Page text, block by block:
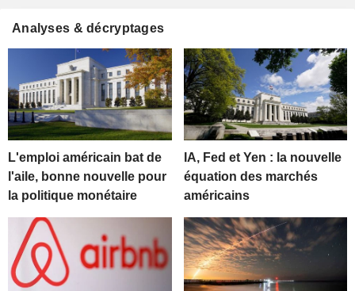
Analyses & décryptages
L'emploi américain bat de
l'aile, bonne nouvelle pour
la politique monétaire
IA, Fed et Yen : la nouvelle
équation des marchés
américains